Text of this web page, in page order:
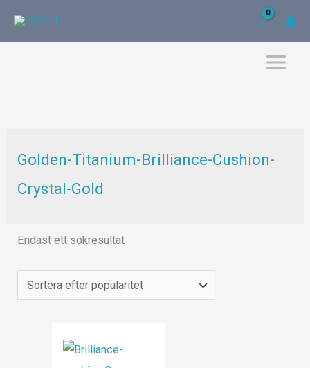
Golden-Titanium-Brilliance-Cushion-
Crystal-Gold
Endast ett sökresultat